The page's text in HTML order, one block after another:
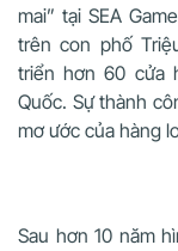
mai” tại SEA
trên con phố
triển hơn 60 cửa
Quốc. Sự thành
mơ ước của hàng
Sau hơn 10 năm